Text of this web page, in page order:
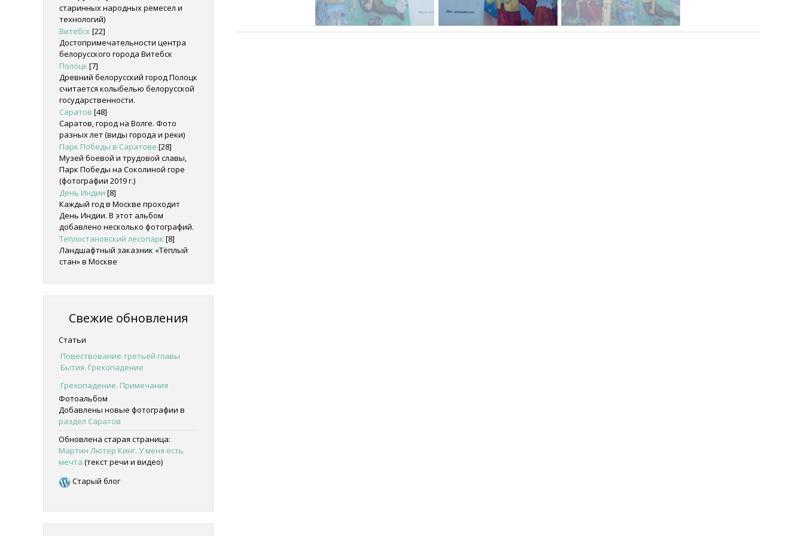
старинных народных ремесел и
технологий)
Витебск [22]
Достопримечательности центра
белорусского города Витебск
Полоцк [7]
Древний белорусский город Полоцк
считается колыбелью белорусской
государственности.
Саратов [48]
Саратов, город на Волге. Фото
разных лет (виды города и реки)
Парк Победы в Саратове [28]
Музей боевой и трудовой славы,
Парк Победы на Соколиной горе
(фотографии 2019 г.)
День Индии [8]
Каждый год в Москве проходит
День Индии. В этот альбом
добавлено несколько фотографий.
Теплостановский лесопарк [8]
Ландшафтный заказник «Тёплый
стан» в Москве
Свежие обновления
Статьи
Повествование третьей главы
Бытия. Грехопадение
Грехопадение. Примечания
Фотоальбом
Добавлены новые фотографии в
раздел Саратов
Обновлена старая страница:
Мартин Лютер Кинг. У меня есть
мечта (текст речи и видео)
Старый блог